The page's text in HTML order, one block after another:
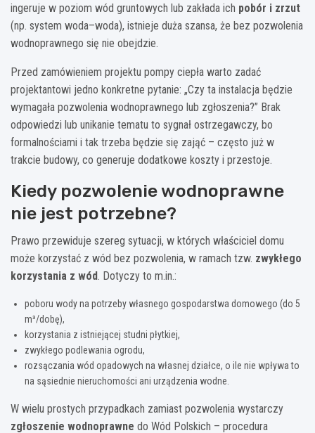
ingeruje w poziom wód gruntowych lub zakłada ich pobór i zrzut
(np. system woda–woda), istnieje duża szansa, że bez pozwolenia
wodnoprawnego się nie obejdzie.
Przed zamówieniem projektu pompy ciepła warto zadać
projektantowi jedno konkretne pytanie: „Czy ta instalacja będzie
wymagała pozwolenia wodnoprawnego lub zgłoszenia?” Brak
odpowiedzi lub unikanie tematu to sygnał ostrzegawczy, bo
formalnościami i tak trzeba będzie się zająć – często już w
trakcie budowy, co generuje dodatkowe koszty i przestoje.
Kiedy pozwolenie wodnoprawne
nie jest potrzebne?
Prawo przewiduje szereg sytuacji, w których właściciel domu
może korzystać z wód bez pozwolenia, w ramach tzw. zwykłego
korzystania z wód. Dotyczy to m.in.:
poboru wody na potrzeby własnego gospodarstwa domowego (do 5
m³/dobę),
korzystania z istniejącej studni płytkiej,
zwykłego podlewania ogrodu,
rozsączania wód opadowych na własnej działce, o ile nie wpływa to
na sąsiednie nieruchomości ani urządzenia wodne.
W wielu prostych przypadkach zamiast pozwolenia wystarczy
zgłoszenie wodnoprawne do Wód Polskich – procedura